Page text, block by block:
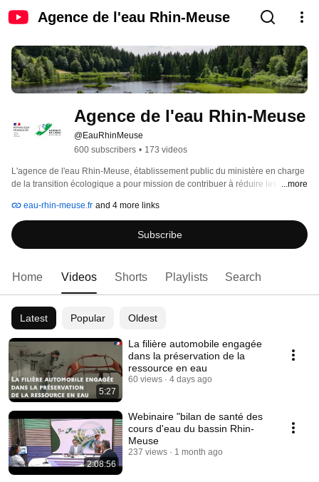
Agence de l'eau Rhin-Meuse
Agence de l'eau Rhin-Meuse
@EauRhinMeuse
600 subscribers • 173 videos
L'agence de l'eau Rhin-Meuse, établissement public du ministère en charge
de la transition écologique a pour mission de contribuer à réduire les
les milieux aquatiques du bassin Rhin-Meuse.
...more
eau-rhin-meuse.fr and 4 more links
Subscribe
Home Videos Shorts Playlists Search
Latest Popular Oldest
5:27
La filière automobile engagée
dans la préservation de la
ressource en eau
60 views 4 days ago
2:08:56
Webinaire "bilan de santé des
cours d'eau du bassin Rhin-
Meuse
237 views 1 month ago